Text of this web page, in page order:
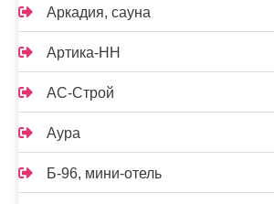
Аркадия, сауна
Артика-НН
АС-Строй
Аура
Б-96, мини-отель